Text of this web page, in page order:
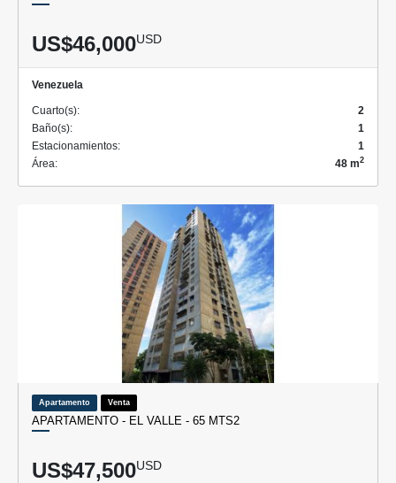
US$46,000USD
Venezuela
Cuarto(s):
2
Baño(s):
1
Estacionamientos:
1
Área:
48 m2
Apartamento Venta
APARTAMENTO - EL VALLE - 65 MTS2
US$47,500USD